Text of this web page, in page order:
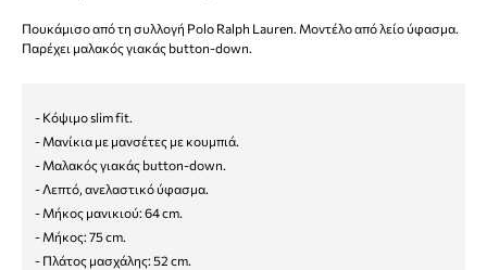
Πουκάμισο από τη συλλογή Polo Ralph Lauren. Μοντέλο από λείο ύφασμα.
Παρέχει μαλακός γιακάς button-down.
- Κόψιμο slim fit.
- Μανίκια με μανσέτες με κουμπιά.
- Μαλακός γιακάς button-down.
- Λεπτό, ανελαστικό ύφασμα.
- Μήκος μανικιού: 64 cm.
- Μήκος: 75 cm.
- Πλάτος μασχάλης: 52 cm.